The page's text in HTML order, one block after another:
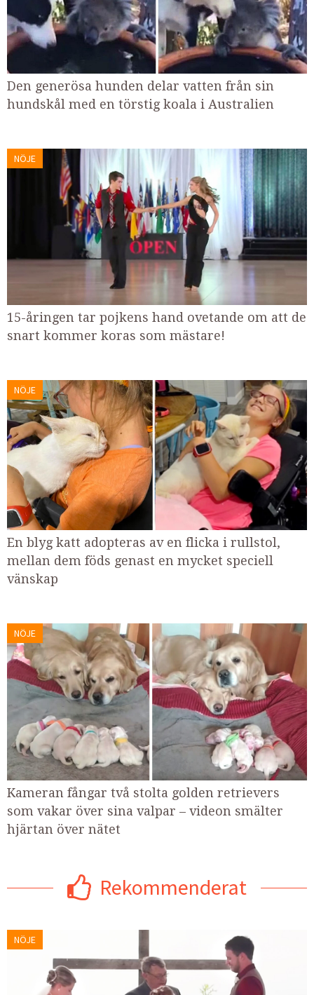
Den generösa hunden delar vatten från sin
hundskål med en törstig koala i Australien
NÖJE
15-åringen tar pojkens hand ovetande om att de
snart kommer koras som mästare!
NÖJE
En blyg katt adopteras av en flicka i rullstol,
mellan dem föds genast en mycket speciell
vänskap
NÖJE
Kameran fångar två stolta golden retrievers
som vakar över sina valpar – videon smälter
hjärtan över nätet
Rekommenderat
NÖJE